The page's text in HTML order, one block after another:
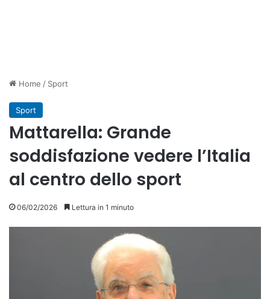
Home / Sport
Sport
Mattarella: Grande
soddisfazione vedere l’Italia
al centro dello sport
06/02/2026 Lettura in 1 minuto